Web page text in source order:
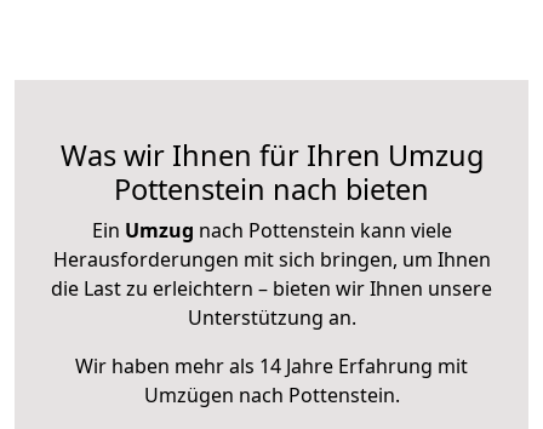
Was wir Ihnen für Ihren Umzug
Pottenstein nach bieten
Ein Umzug nach Pottenstein kann viele
Herausforderungen mit sich bringen, um Ihnen
die Last zu erleichtern – bieten wir Ihnen unsere
Unterstützung an.
Wir haben mehr als 14 Jahre Erfahrung mit
Umzügen nach Pottenstein.